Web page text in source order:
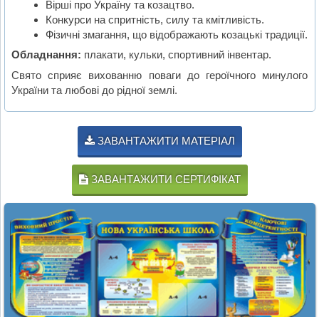
Вірші про Україну та козацтво.
Конкурси на спритність, силу та кмітливість.
Фізичні змагання, що відображають козацькі традиції.
Обладнання: плакати, кульки, спортивний інвентар.
Свято сприяє вихованню поваги до героїчного минулого
України та любові до рідної землі.
ЗАВАНТАЖИТИ МАТЕРІАЛ
ЗАВАНТАЖИТИ СЕРТИФІКАТ